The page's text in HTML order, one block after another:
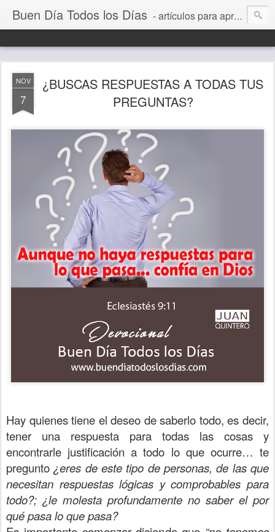
Buen Día Todos los Días - artículos para aprender a vivir mejor, un día a la vez. Por Juan C Quintero
NOV
7
¿BUSCAS RESPUESTAS A TODAS TUS
PREGUNTAS?
Hay quienes tiene el deseo de saberlo todo, es decir,
tener una respuesta para todas las cosas y
encontrarle justificación a todo lo que ocurre… te
pregunto¿eres de este tipo de personas, de las que
necesitan respuestas lógicas y comprobables para
todo?; ¿le molesta profundamente no saber el por
qué pasa lo que pasa?